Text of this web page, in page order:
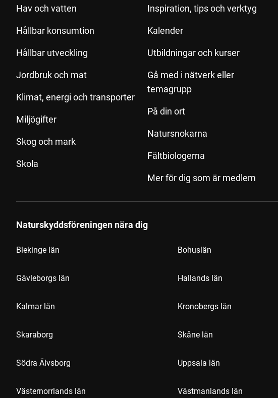
Hav och vatten
Hållbar konsumtion
Hållbar utveckling
Jordbruk och mat
Klimat, energi och transporter
Miljögifter
Skog och mark
Skola
Inspiration, tips och verktyg
Kalender
Utbildningar och kurser
Gå med i nätverk eller
temagrupp
På din ort
Natursnokarna
Fältbiologerna
Mer för dig som är medlem
Naturskyddsföreningen nära dig
Blekinge län Bohuslän
Gävleborgs län Hallands län
Kalmar län Kronobergs län
Skaraborg Skåne län
Södra Älvsborg Uppsala län
Västernorrlands län Västmanlands län